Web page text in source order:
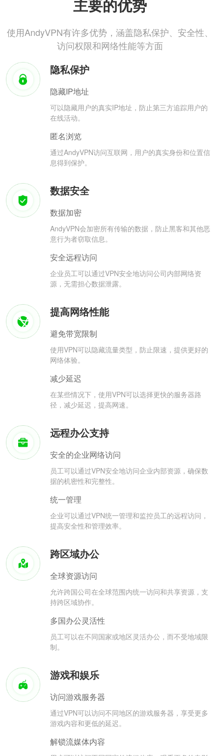
主要的优势
使用AndyVPN有许多优势，涵盖隐私保护、安全性、
访问权限和网络性能等方面
隐私保护
隐藏IP地址
可以隐藏用户的真实IP地址，防止第三方追踪用户的
在线活动。
匿名浏览
通过AndyVPN访问互联网，用户的真实身份和位置信
息得到保护。
数据安全
数据加密
AndyVPN会加密所有传输的数据，防止黑客和其他恶
意行为者窃取信息。
安全远程访问
企业员工可以通过VPN安全地访问公司内部网络资
源，无需担心数据泄露。
提高网络性能
避免带宽限制
使用VPN可以隐藏流量类型，防止限速，提供更好的
网络体验。
减少延迟
在某些情况下，使用VPN可以选择更快的服务器路
径，减少延迟，提高网速。
远程办公支持
安全的企业网络访问
员工可以通过VPN安全地访问企业内部资源，确保数
据的机密性和完整性。
统一管理
企业可以通过VPN统一管理和监控员工的远程访问，
提高安全性和管理效率。
跨区域办公
全球资源访问
允许跨国公司在全球范围内统一访问和共享资源，支
持跨区域协作。
多国办公灵活性
员工可以在不同国家或地区灵活办公，而不受地域限
制。
游戏和娱乐
访问游戏服务器
通过VPN可以访问不同地区的游戏服务器，享受更多
游戏内容和更低的延迟。
解锁流媒体内容